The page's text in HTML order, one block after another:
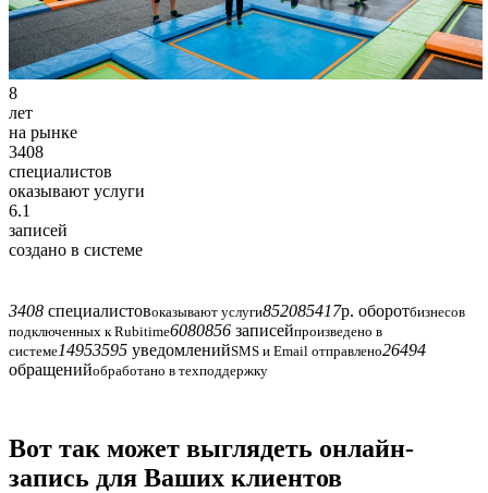
8
лет
на рынке
3408
специалистов
оказывают услуги
6.1
записей
создано в системе
3408 специалистовоказывают услуги852085417р. оборотбизнесов
подключенных к Rubitime6080856 записейпроизведено в
системе14953595 уведомленийSMS и Email отправлено26494
обращенийобработано в техподдержку
Вот так может выглядеть онлайн-
запись для Ваших клиентов